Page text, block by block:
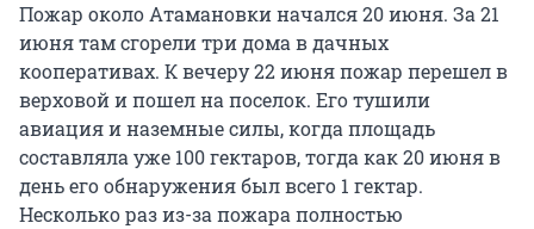
Пожар около Атамановки начался 20 июня. За 21
июня там сгорели три дома в дачных
кооперативах. К вечеру 22 июня пожар перешел в
верховой и пошел на поселок. Его тушили
авиация и наземные силы, когда площадь
составляла уже 100 гектаров, тогда как 20 июня в
день его обнаружения был всего 1 гектар.
Несколько раз из-за пожара полностью